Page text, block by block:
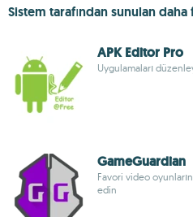
Sistem tarafından sunulan
APK Editor Pro
Uygulamaları
GameGuardian
Favori video
edin